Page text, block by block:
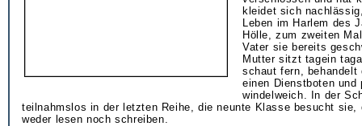
kleidet sich
Leben im Harlem des
Hölle, zum zweiten
Vater sie bereits
Mutter sitzt tagein
schaut fern, behandelt
einen Dienstboten und
windelweich. In der
teilnahmslos in der letzten Reihe, die neunte Klasse besucht sie,
weder lesen noch schreiben.